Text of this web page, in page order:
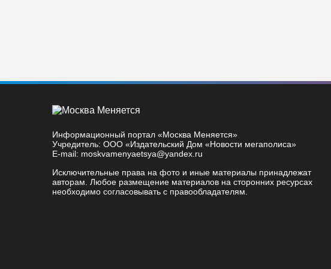
Информационный портал «Москва Меняется»
Учредитель: ООО «Издательский Дом «Новости мегаполиса»
E-mail: moskvamenyaetsya@yandex.ru
Исключительные права на фото и иные материалы принадлежат
авторам. Любое размещение материалов на сторонних ресурсах
необходимо согласовывать с правообладателям.